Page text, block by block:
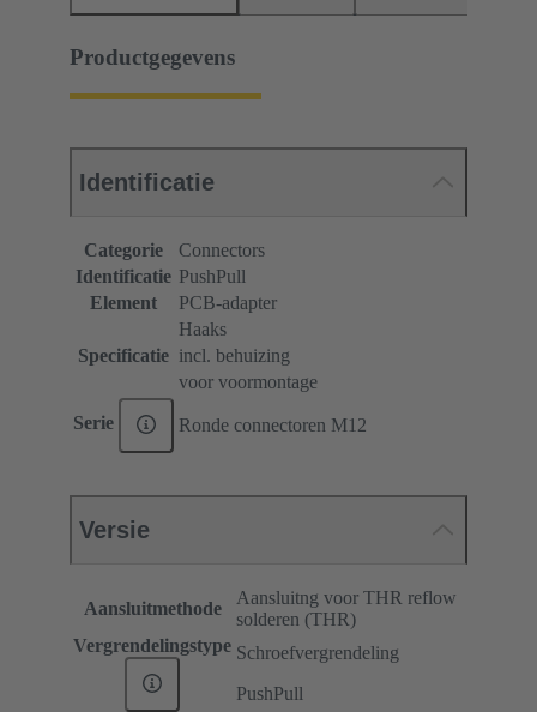
Productgegevens
Identificatie
Categorie
Connectors
Identificatie PushPull
Element
PCB-adapter
Specificatie
Haaks
incl. behuizing
voor voormontage
Serie Ronde connectoren M12
Versie
Aansluitmethode
Aansluitng voor THR reflow
solderen (THR)
Vergrendelingstype Schroefvergrendeling
PushPull